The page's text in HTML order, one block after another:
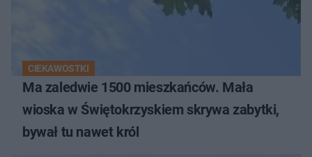
CIEKAWOSTKI
Ma zaledwie 1500 mieszkańców. Mała
wioska w Świętokrzyskiem skrywa zabytki,
bywał tu nawet król